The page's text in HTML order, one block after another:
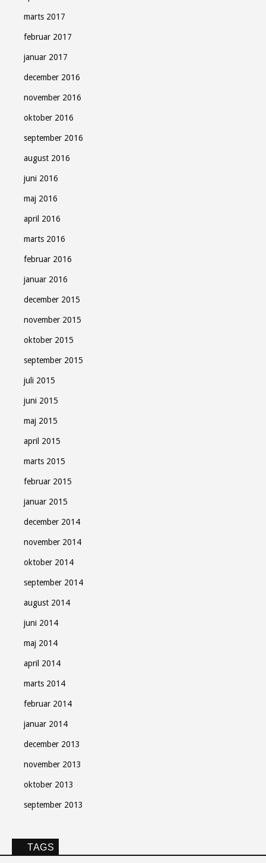
marts 2017
februar 2017
januar 2017
december 2016
november 2016
oktober 2016
september 2016
august 2016
juni 2016
maj 2016
april 2016
marts 2016
februar 2016
januar 2016
december 2015
november 2015
oktober 2015
september 2015
juli 2015
juni 2015
maj 2015
april 2015
marts 2015
februar 2015
januar 2015
december 2014
november 2014
oktober 2014
september 2014
august 2014
juni 2014
maj 2014
april 2014
marts 2014
februar 2014
januar 2014
december 2013
november 2013
oktober 2013
september 2013
TAGS